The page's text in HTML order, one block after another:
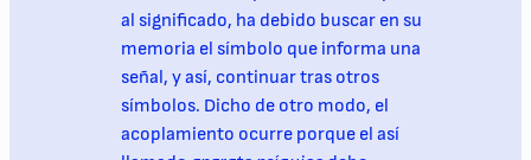
al significado, ha debido buscar en su
memoria el símbolo que informa una
señal, y así, continuar tras otros
símbolos. Dicho de otro modo, el
acoplamiento ocurre porque el así